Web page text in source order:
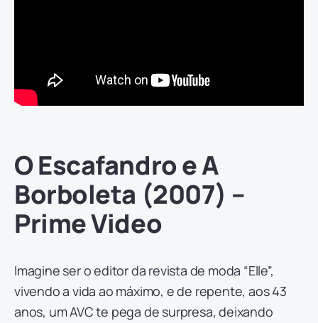
O Escafandro e A
Borboleta (2007) –
Prime Video
Imagine ser o editor da revista de moda “Elle”,
vivendo a vida ao máximo, e de repente, aos 43
anos, um AVC te pega de surpresa, deixando